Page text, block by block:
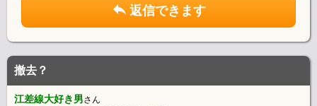
返信できます
撤去？
江差線大好き男さん